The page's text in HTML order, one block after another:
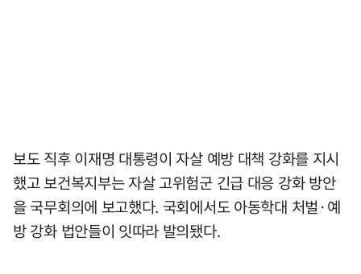
보도 직후 이재명 대통령이 자살 예방 대책 강화를 지시
했고 보건복지부는 자살 고위험군 긴급 대응 강화 방안
을 국무회의에 보고했다. 국회에서도 아동학대 처벌·예
방 강화 법안들이 잇따라 발의됐다.